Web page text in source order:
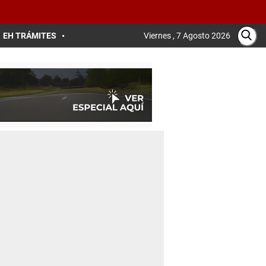
EH TRÁMITES Viernes , 7 Agosto 2026